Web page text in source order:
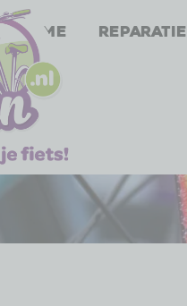
Home Reparatie